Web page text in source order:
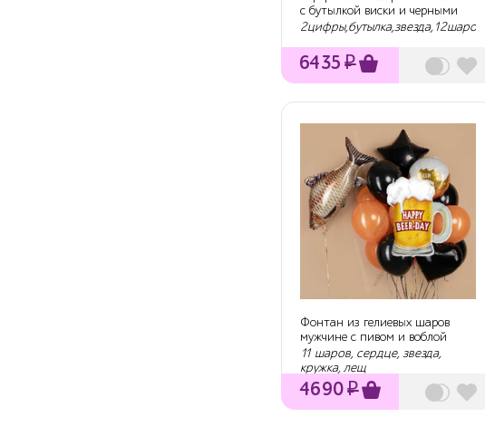
с бутылкой виски и черными
цифрами...
2цифры,бутылка,звезда,12шаров
6435 ₽
Фонтан из гелиевых шаров
мужчине с пивом и воблой
11 шаров, сердце, звезда,
кружка, лещ
4690₽